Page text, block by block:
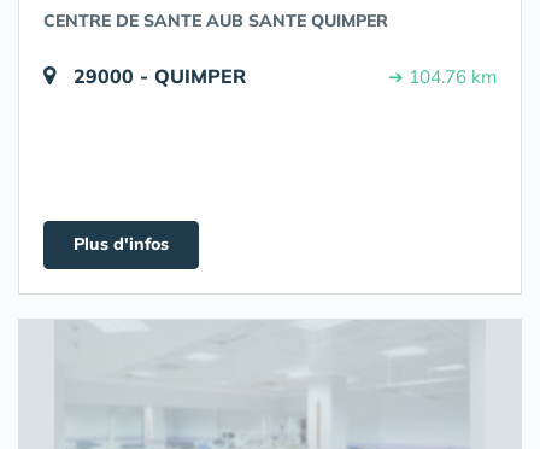
CENTRE DE SANTE AUB SANTE QUIMPER
29000 - QUIMPER ➔ 104.76 km
Plus d'infos